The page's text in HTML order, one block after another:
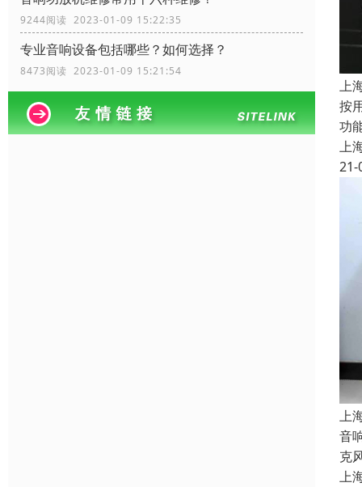
9244阅读 2023-01-09 15:22:35
专业音响设备包括哪些？如何选择？
8473阅读 2023-01-09 15:21:54
上
按
功
上
21-
上
音
克
上